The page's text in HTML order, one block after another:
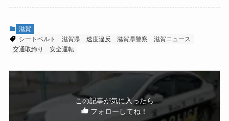
滋賀
シートベルト
滋賀県 速度違反 滋賀県警察
滋賀ニュース
交通取締り
安全運転
この記事が気に入ったら
フォローしてね！